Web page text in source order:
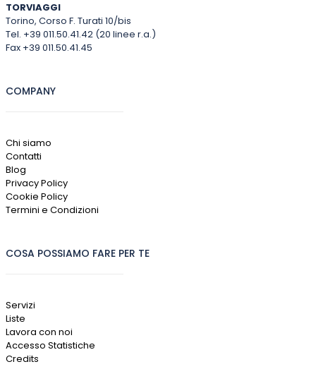
TORVIAGGI
Torino, Corso F. Turati 10/bis
Tel. +39 011.50.41.42 (20 linee r.a.)
Fax +39 011.50.41.45
COMPANY
Chi siamo
Contatti
Blog
Privacy Policy
Cookie Policy
Termini e Condizioni
COSA POSSIAMO FARE PER TE
Servizi
Liste
Lavora con noi
Accesso Statistiche
Credits